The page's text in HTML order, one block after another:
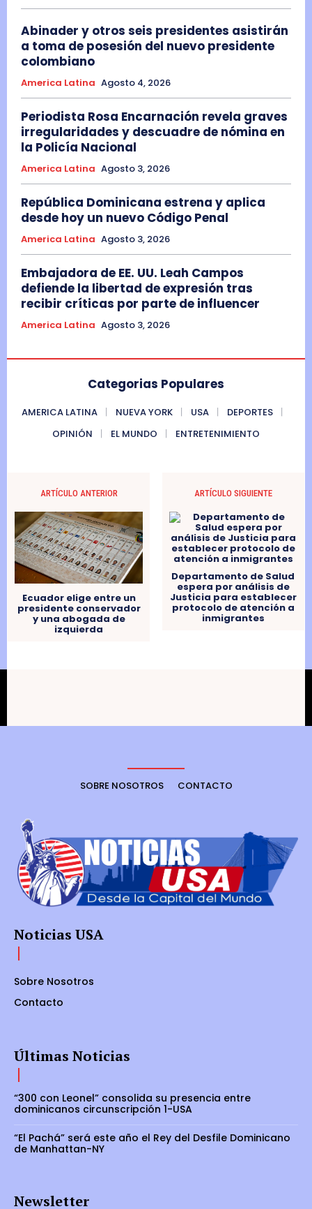
Abinader y otros seis presidentes asistirán
a toma de posesión del nuevo presidente
colombiano
America Latina Agosto 4, 2026
Periodista Rosa Encarnación revela graves
irregularidades y descuadre de nómina en
la Policía Nacional
America Latina Agosto 3, 2026
República Dominicana estrena y aplica
desde hoy un nuevo Código Penal
America Latina Agosto 3, 2026
Embajadora de EE. UU. Leah Campos
defiende la libertad de expresión tras
recibir críticas por parte de influencer
America Latina Agosto 3, 2026
Categorias Populares
AMERICA LATINA NUEVA YORK USA
DEPORTES
OPINIÓN
EL MUNDO ENTRETENIMIENTO
ARTÍCULO ANTERIOR
Ecuador elige entre un
presidente conservador
y una abogada de
izquierda
ARTÍCULO SIGUIENTE
Departamento de Salud
espera por análisis de
Justicia para establecer
protocolo de atención a
inmigrantes
SOBRE NOSOTROS CONTACTO
Noticias USA
Sobre Nosotros
Contacto
Últimas Noticias
“300 con Leonel” consolida su presencia entre
dominicanos circunscripción 1-USA
“El Pachá” será este año el Rey del Desfile Dominicano
de Manhattan-NY
Newsletter